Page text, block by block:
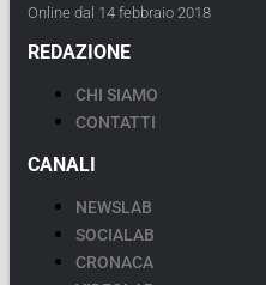
Online dal 14 febbraio 2018
REDAZIONE
CHI SIAMO
CONTATTI
CANALI
NEWSLAB
SOCIALAB
CRONACA